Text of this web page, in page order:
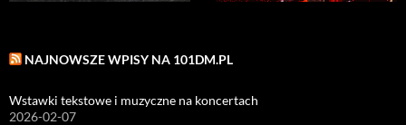
NAJNOWSZE WPISY NA 101DM.PL
Wstawki tekstowe i muzyczne na koncertach
2026-02-07